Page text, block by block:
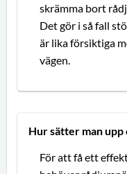
skrämma bort
Det gör i så fall
är lika försiktiga
vägen.
Hur sätter man
För att få ett